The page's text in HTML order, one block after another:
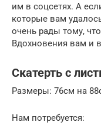
им в соцсетях. А
которые вам
очень рады тому,
Вдохновения вам и
Скатерть с
Размеры: 76см на
Нам потребуется: